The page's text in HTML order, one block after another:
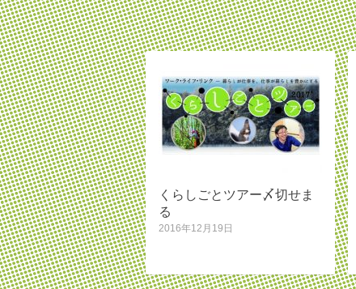
くらしごとツアー〆切せま
る
2016年12月19日